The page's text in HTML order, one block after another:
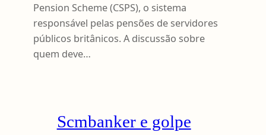
Pension Scheme (CSPS), o sistema
responsável pelas pensões de servidores
públicos britânicos. A discussão sobre
quem deve…
Scmbanker e golpe